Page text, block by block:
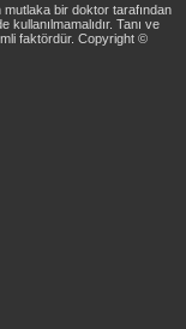
mutlaka bir doktor tarafından
kullanılmamalıdır. Tanı ve
faktördür. Copyright ©